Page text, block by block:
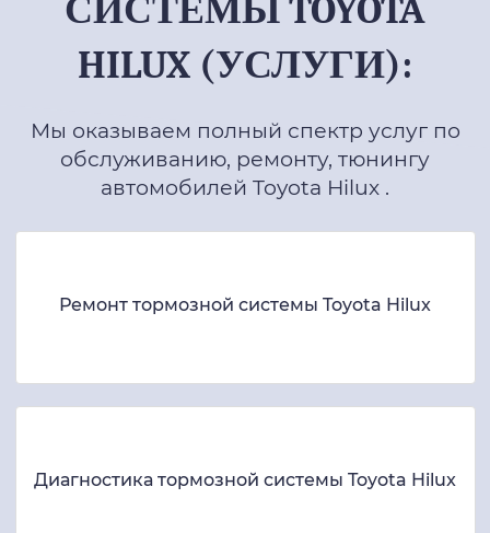
СИСТЕМЫ TOYOTA
HILUX (УСЛУГИ):
Мы оказываем полный спектр услуг по
обслуживанию, ремонту, тюнингу
автомобилей Toyota Hilux .
Ремонт тормозной системы Toyota Hilux
Диагностика тормозной системы Toyota Hilux